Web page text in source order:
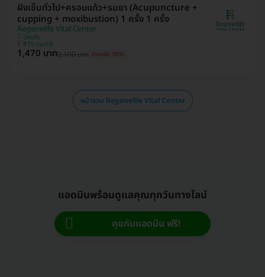
ฝังเข็มทั่วไป+ครอบแก้ว+รมยา (Acupuncture +
cupping + moxibustion) 1 ครั้ง 1 ครั้ง
Regenelife Vital Center
ปทุมวัน
BTS ราชดำริ
1,470 บาท2,100 บาท ประหยัด 30%
หน้ารวม Regenelife Vital Center
แอดมินพร้อมดูแลคุณทุกวันทางไลน์
คุยกับแอดมิน ฟรี!